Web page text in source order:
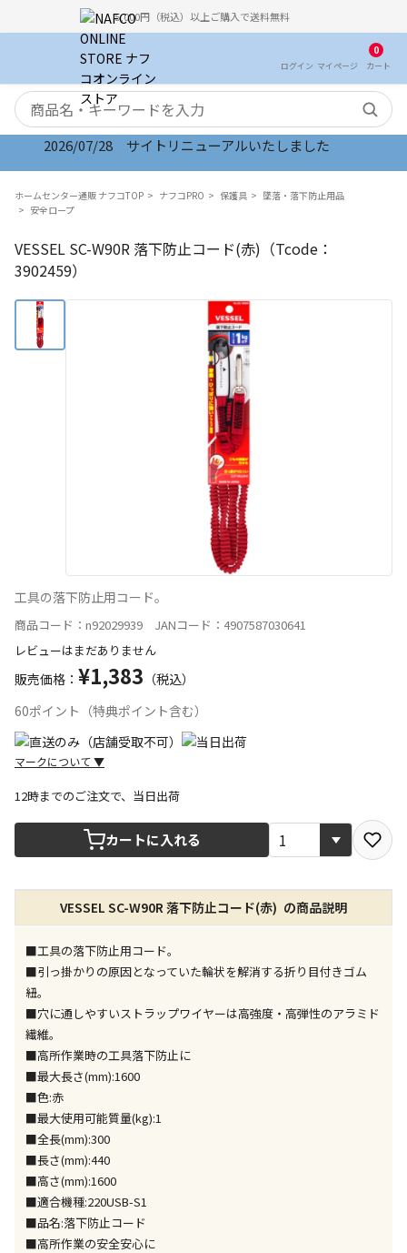
5,000円（税込）以上ご購入で送料無料
ログイン マイ ページ
0
カート
検索キーワード
2026/07/28 サイトリニューアルいたしました
ホームセンター通販 ナフコTOP ナフコPRO 保護具
墜落・落下防止用品
安全ロープ
VESSEL SC-W90R 落下防止コード(赤)（Tcode：
3902459）
工具の落下防止用コード。
商品コード：n92029939 JANコード：4907587030641
レビューはまだありません
販売価格： ¥1,383 （税込）
60ポイント（特典ポイント含む）
マークについて ▼
宅配や店舗受取を選択できる商品です
店舗のみで受取できる商品です（宅配便でのお届けが
できません）
※同時購入の商品は、全て同じ店舗での受取となりま
す
特定の店舗のみで受取ができる商品です（宅配便での
※同時購入の商品は、全て同じ店舗での受取となりま
委託業者によりお届けする商品です
※ほか商品との同時購入はできません。お手数です
※支払い方法の代金引換は選択できません。
※電話注文はできません。
宅配のみでお届けする商品です（店舗受取は選択でき
ません）
※「宅配・店舗受取」「宅配のみ」マークの商品のみ
同時購入が可能です
12時までのご注文で、当日出荷
カートに入れる
VESSEL SC-W90R 落下防止コード(赤) の商品説明
■工具の落下防止用コード。
■引っ掛かりの原因となっていた輪状を解消する折り目付きゴム
紐。
■穴に通しやすいストラップワイヤーは高強度・高弾性のアラミド
繊維。
■高所作業時の工具落下防止に
■最大長さ(mm):1600
■色:赤
■最大使用可能質量(kg):1
■全長(mm):300
■長さ(mm):440
■高さ(mm):1600
■適合機種:220USB-S1
■品名:落下防止コード
■高所作業の安全安心に